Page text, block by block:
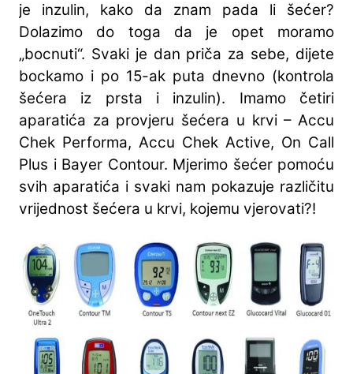
je inzulin, kako da znam pada li šećer?
Dolazimo do toga da je opet moramo
„bocnuti“. Svaki je dan priča za sebe, dijete
bockamo i po 15-ak puta dnevno (kontrola
šećera iz prsta i inzulin). Imamo četiri
aparatića za provjeru šećera u krvi – Accu
Chek Performa, Accu Chek Active, On Call
Plus i Bayer Contour. Mjerimo šećer pomoću
svih aparatića i svaki nam pokazuje različitu
vrijednost šećera u krvi, kojemu vjerovati?!